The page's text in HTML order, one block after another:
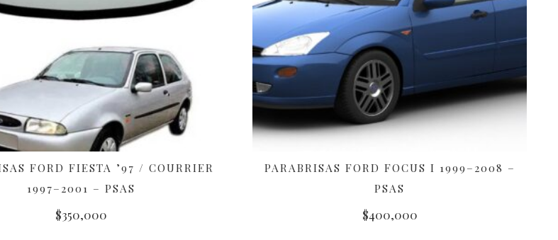
AÑADIR AL CARRITO
FORD FIESTA ’97 / COURRIER
1997–2001 – PSAS
$350,000
AÑADIR AL CARRITO
PARABRISAS FORD FOCUS I 1999–2008 –
PSAS
$400,000